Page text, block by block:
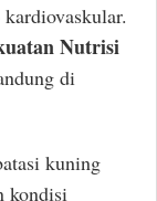
Nutrisi
di
kuning
kondisi